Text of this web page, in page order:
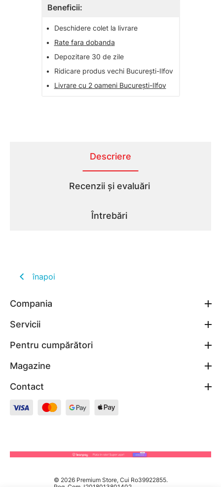
Beneficii:
•
Deschidere colet la livrare
•
Rate fara dobanda
•
Depozitare 30 de zile
•
Ridicare produs vechi București-Ilfov
•
Livrare cu 2 oameni București-Ilfov
Descriere
Recenzii și evaluări
Întrebări
înapoi
Compania
Servicii
Pentru cumpărători
Magazine
Contact
© 2026 Premium Store, Cui Ro39922855.